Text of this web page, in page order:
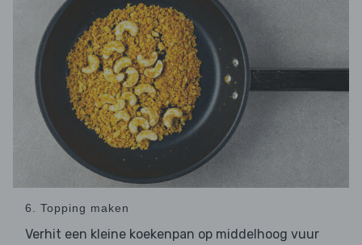
6. Topping maken
Verhit een kleine koekenpan op middelhoog vuur